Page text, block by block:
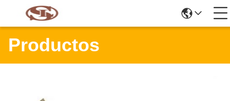
Productos